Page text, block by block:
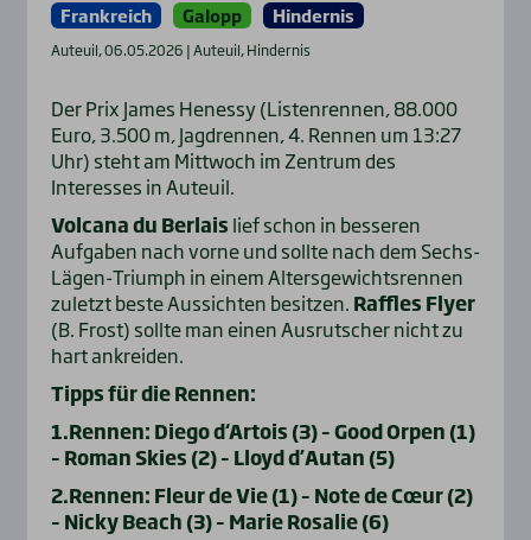
Frankreich Galopp Hindernis
Auteuil, 06.05.2026 | Auteuil, Hindernis
Der Prix James Henessy (Listenrennen, 88.000
Euro, 3.500 m, Jagdrennen, 4. Rennen um 13:27
Uhr) steht am Mittwoch im Zentrum des
Interesses in Auteuil.
Volcana du Berlais lief schon in besseren
Aufgaben nach vorne und sollte nach dem Sechs-
Lägen-Triumph in einem Altersgewichtsrennen
zuletzt beste Aussichten besitzen. Raffles Flyer
(B. Frost) sollte man einen Ausrutscher nicht zu
hart ankreiden.
Tipps für die Rennen:
1.Rennen: Diego d‘Artois (3) – Good Orpen (1)
– Roman Skies (2) – Lloyd d’Autan (5)
2.Rennen: Fleur de Vie (1) – Note de Cœur (2)
– Nicky Beach (3) – Marie Rosalie (6)